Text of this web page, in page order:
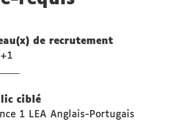
de recrutement
ciblé
1 LEA Anglais-Portugais